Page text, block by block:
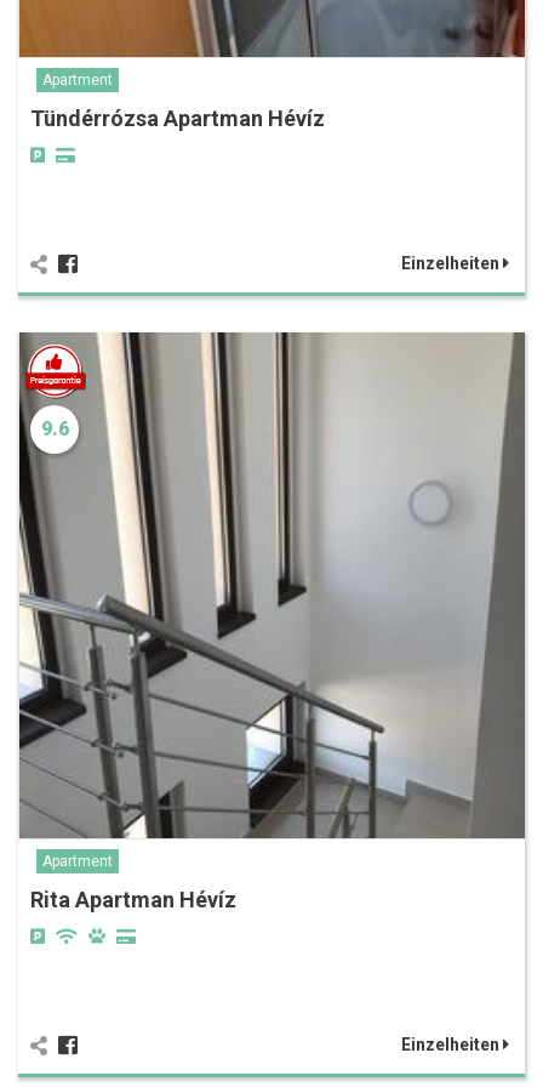
Apartment
Tündérrózsa Apartman Hévíz
Einzelheiten
9.6
Apartment
Rita Apartman Hévíz
Einzelheiten